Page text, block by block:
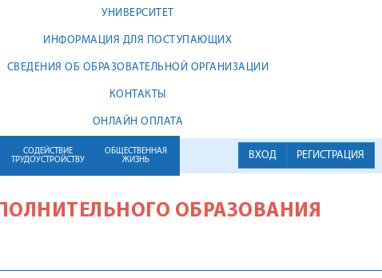
УНИВЕРСИТЕТ
ИНФОРМАЦИЯ ДЛЯ ПОСТУПАЮЩИХ
СВЕДЕНИЯ ОБ ОБРАЗОВАТЕЛЬНОЙ ОРГАНИЗАЦИИ
КОНТАКТЫ
ОНЛАЙН ОПЛАТА
ВХОД РЕГИСТРАЦИЯ
СОДЕЙСТВИЕ
ТРУДОУСТРОЙСТВУ
ОБЩЕСТВЕННАЯ
ЖИЗНЬ
ОБРАЗОВАНИЯ